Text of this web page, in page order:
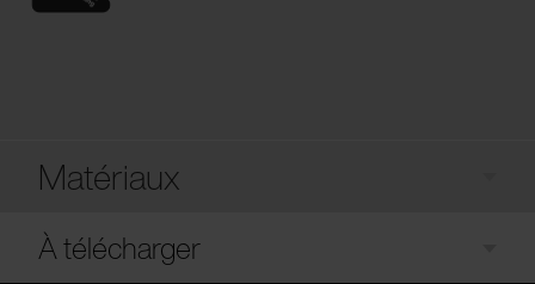
Matériaux
À télécharger